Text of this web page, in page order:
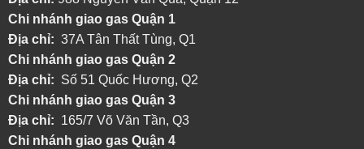
Chi nhánh giao gas Quận 1
Địa chỉ: 37A Tân Thất Tùng, Q1
Chi nhánh giao gas Quận 2
Địa chỉ: Số 51 Quốc Hương, Q2
Chi nhánh giao gas Quận 3
Địa chỉ: 165/7 Võ Văn Tần, Q3
Chi nhánh giao gas Quận 4